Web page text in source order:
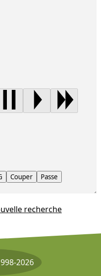
Couper Passe
recherche
2026